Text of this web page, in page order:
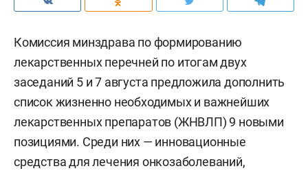
Комиссия минздрава по формированию
лекарственных перечней по итогам двух
заседаний 5 и 7 августа предложила дополнить
список жизненно необходимых и важнейших
лекарственных препаратов (ЖНВЛП) 9 новыми
позициями. Среди них — инновационные
средства для лечения онкозаболеваний,